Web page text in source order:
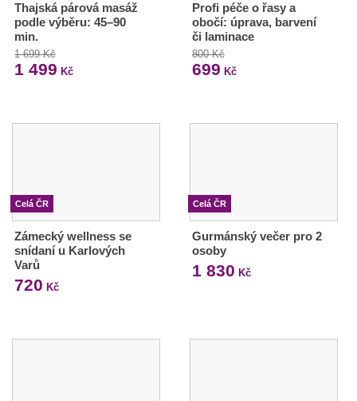
Thajská párová masáž
podle výběru: 45–90
min.
1 699 Kč
1 499 Kč
Profi péče o řasy a
obočí: úprava, barvení
či laminace
800 Kč
699 Kč
Celá ČR
Zámecký wellness se
snídaní u Karlových
Varů
720 Kč
Celá ČR
Gurmánský večer pro 2
osoby
1 830 Kč